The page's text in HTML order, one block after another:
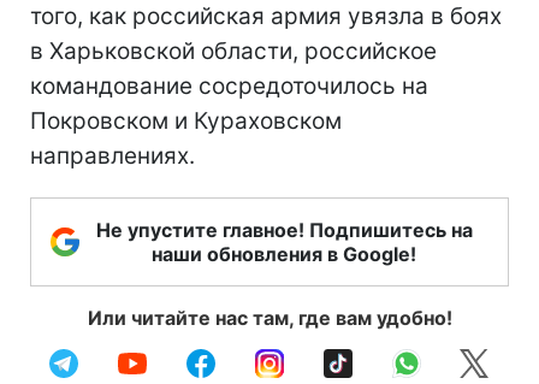
того, как российская армия увязла в боях
в Харьковской области, российское
командование сосредоточилось на
Покровском и Кураховском
направлениях.
Не упустите главное! Подпишитесь на
наши обновления в Google!
Или читайте нас там, где вам удобно!